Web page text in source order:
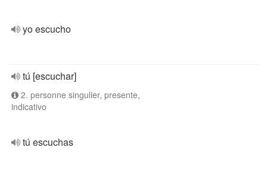
yo escucho
tú [escuchar]
2. personne singulier, presente,
indicativo
tú escuchas